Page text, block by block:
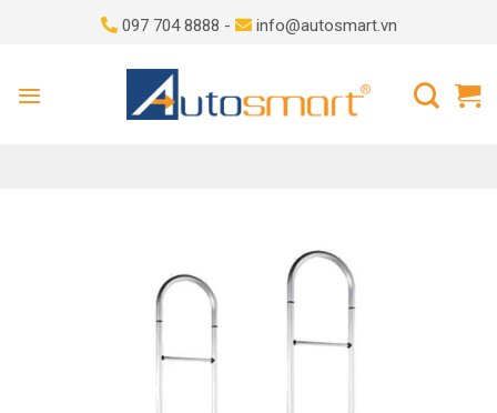
097 704 8888 - info@autosmart.vn